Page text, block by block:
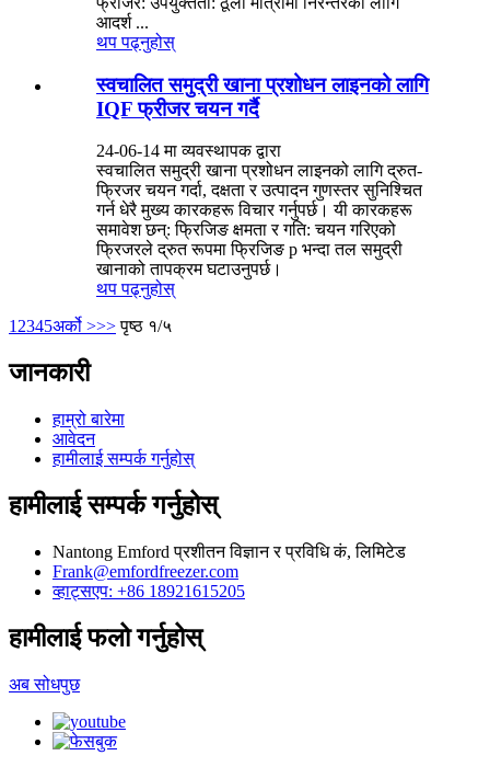
आदर्श ...
थप पढ्नुहोस्
स्वचालित समुद्री खाना प्रशोधन लाइनको लागि
IQF फ्रीजर चयन गर्दै
24-06-14 मा व्यवस्थापक द्वारा
स्वचालित समुद्री खाना प्रशोधन लाइनको लागि द्रुत-
फ्रिजर चयन गर्दा, दक्षता र उत्पादन गुणस्तर सुनिश्चित
गर्न धेरै मुख्य कारकहरू विचार गर्नुपर्छ। यी कारकहरू
समावेश छन्: फ्रिजिङ क्षमता र गति: चयन गरिएको
फ्रिजरले द्रुत रूपमा फ्रिजिङ p भन्दा तल समुद्री
खानाको तापक्रम घटाउनुपर्छ।
थप पढ्नुहोस्
1 2345अर्को >>> पृष्ठ १/५
जानकारी
हाम्रो बारेमा
आवेदन
हामीलाई सम्पर्क गर्नुहोस्
हामीलाई सम्पर्क गर्नुहोस्
Nantong Emford प्रशीतन विज्ञान र प्रविधि कं, लिमिटेड
Frank@emfordfreezer.com
व्हाट्सएप: +86 18921615205
हामीलाई फलो गर्नुहोस्
अब सोधपुछ